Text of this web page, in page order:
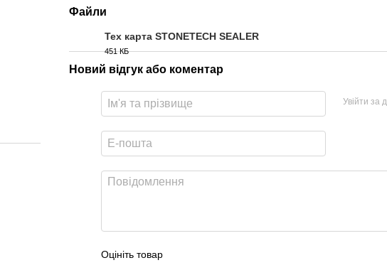
Файли
Тех карта STONETECH SEALER
451 КБ
Новий відгук або коментар
Увійти за
Оцініть товар